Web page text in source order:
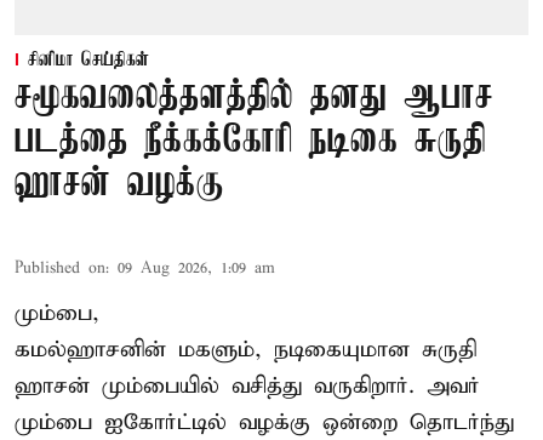
சினிமா செய்திகள்
சமூகவலைத்தளத்தில் தனது ஆபாச
படத்தை நீக்கக்கோரி நடிகை சுருதி
ஹாசன் வழக்கு
Published on: 09 Aug 2026, 1:09 am
மும்பை,
கமல்ஹாசனின் மகளும், நடிகையுமான சுருதி
ஹாசன் மும்பையில் வசித்து வருகிறார். அவர்
மும்பை ஐகோர்ட்டில் வழக்கு ஒன்றை தொடர்ந்து